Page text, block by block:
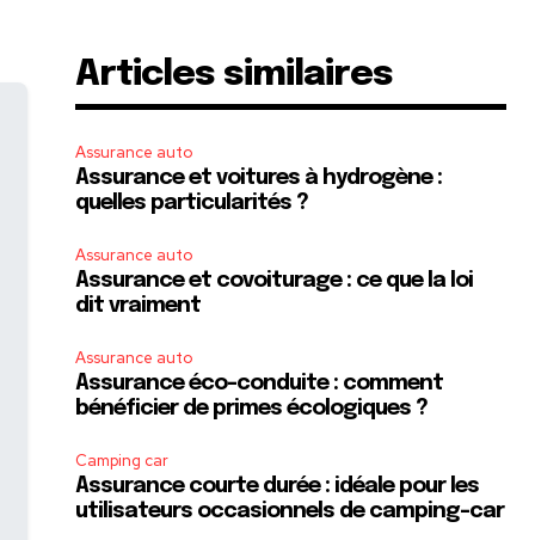
Articles similaires
Assurance auto
Assurance et voitures à hydrogène :
quelles particularités ?
Assurance auto
Assurance et covoiturage : ce que la loi
dit vraiment
Assurance auto
Assurance éco-conduite : comment
bénéficier de primes écologiques ?
Camping car
Assurance courte durée : idéale pour les
utilisateurs occasionnels de camping-car